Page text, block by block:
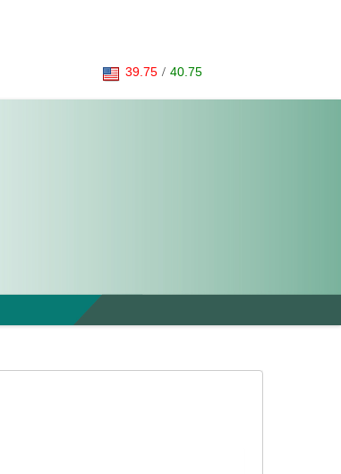
39.75 / 40.75